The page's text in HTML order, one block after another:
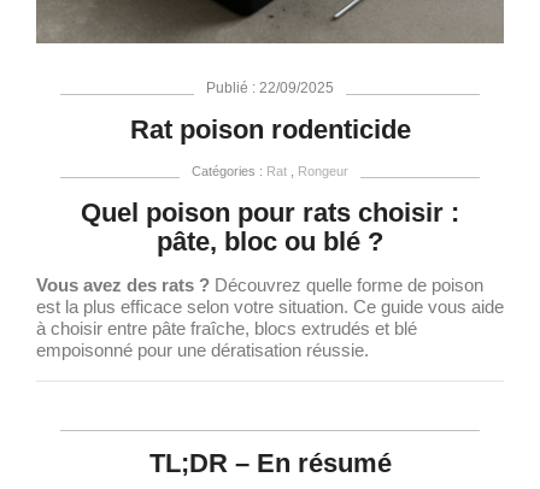
Publié : 22/09/2025
Rat poison rodenticide
Catégories : Rat Rongeur
Quel poison pour rats choisir :
pâte, bloc ou blé ?
Vous avez des rats ? Découvrez quelle forme de poison
est la plus efficace selon votre situation. Ce guide vous aide
à choisir entre pâte fraîche, blocs extrudés et blé
empoisonné pour une dératisation réussie.
TL;DR – En résumé